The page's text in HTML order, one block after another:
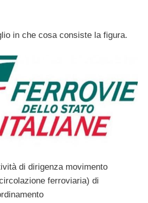
in che cosa consiste la figura.
di dirigenza movimento
ferroviaria) di